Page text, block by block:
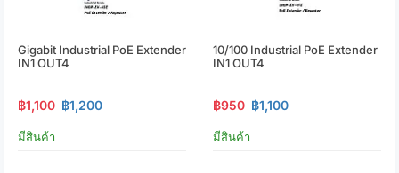
Gigabit Industrial PoE Extender
IN1 OUT4
฿1,100 ฿1,200
มีสินค้า
10/100 Industrial PoE Extender
IN1 OUT4
฿950 ฿1,100
มีสินค้า